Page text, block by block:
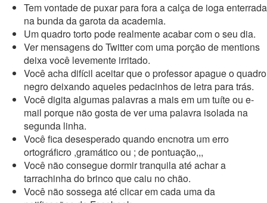
Tem vontade de puxar para fora a calça de ioga enterrada
na bunda da garota da academia.
Um quadro torto pode realmente acabar com o seu dia.
Ver mensagens do Twitter com uma porção de mentions
deixa você levemente irritado.
Você acha difícil aceitar que o professor apague o quadro
negro deixando aqueles pedacinhos de letra para trás.
Você digita algumas palavras a mais em um tuíte ou e-
mail porque não gosta de ver uma palavra isolada na
segunda linha.
Você fica desesperado quando encnotra um erro
ortográficro ,gramático ou ; de pontuação,,,
Você não consegue dormir tranquila até achar a
tarrachinha do brinco que caiu no chão.
Você não sossega até clicar em cada uma da